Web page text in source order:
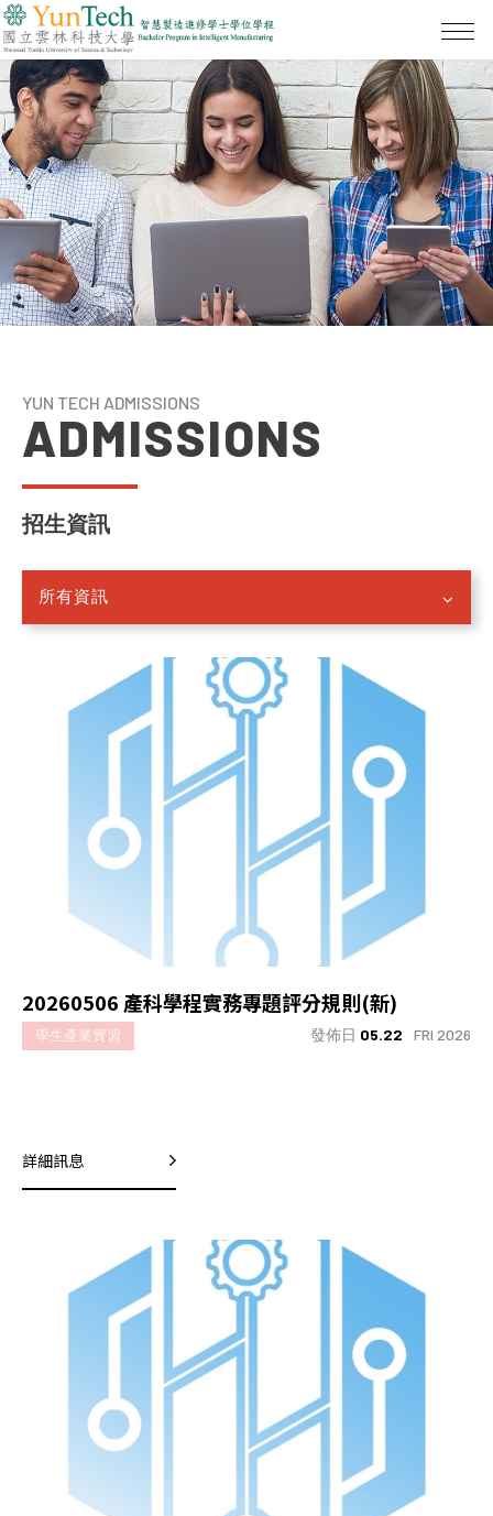
YUN TECH ADMISSIONS
ADMISSIONS
招生資訊
所有資訊
20260506 產科學程實務專題評分規則(新)
學生產業實習 發佈日 05.22 FRI 2026
詳細訊息